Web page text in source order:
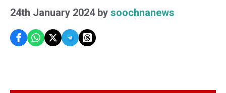
24th January 2024 by soochnanews